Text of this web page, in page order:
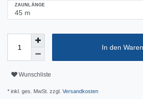
ZAUNLÄNGE
In den
Wunschliste
* inkl. ges. MwSt. zzgl. Versandkosten